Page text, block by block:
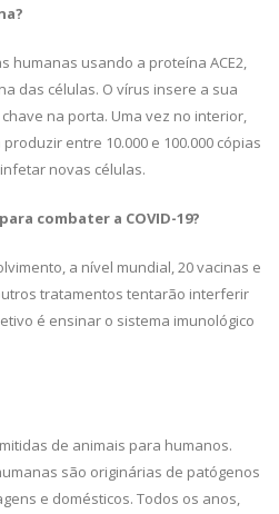
humanas usando a proteína ACE2,
das células. O vírus insere a sua
na porta. Uma vez no interior,
entre 10.000 e 100.000 cópias
novas células.
combater a COVID-19?
a nível mundial, 20 vacinas e
tratamentos tentarão interferir
é ensinar o sistema imunológico
de animais para humanos.
são originárias de patógenos
e domésticos. Todos os anos,